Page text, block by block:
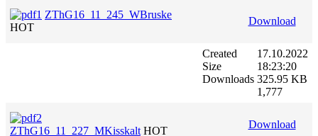
ZThG16_11_245_WBruske
HOT
Download
Created
Size
Downloads
17.10.2022
18:23:20
325.95 KB
1,777
ZThG16_11_227_MKisskalt HOT
Download